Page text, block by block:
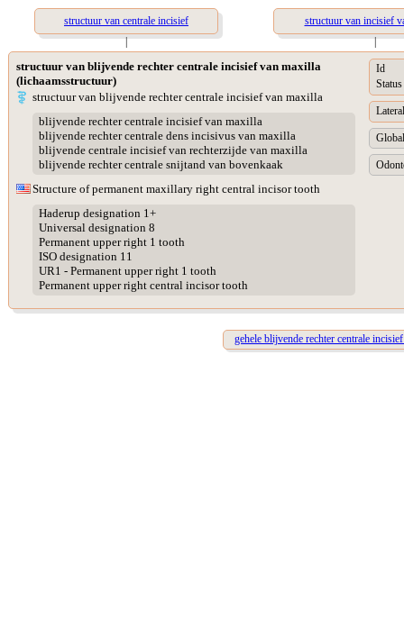
structuur van centrale incisief
structuur van incisief
|
|
structuur van blijvende rechter centrale incisief van maxilla
(lichaamsstructuur)
structuur van blijvende rechter centrale incisief van maxilla
blijvende rechter centrale incisief van maxilla
blijvende rechter centrale dens incisivus van maxilla
blijvende centrale incisief van rechterzijde van maxilla
blijvende rechter centrale snijtand van bovenkaak
Structure of permanent maxillary right central incisor tooth
Haderup designation 1+
Universal designation 8
Permanent upper right 1 tooth
ISO designation 11
UR1 - Permanent upper right 1 tooth
Permanent upper right central incisor tooth
Id
Status
gehele blijvende rechter centrale